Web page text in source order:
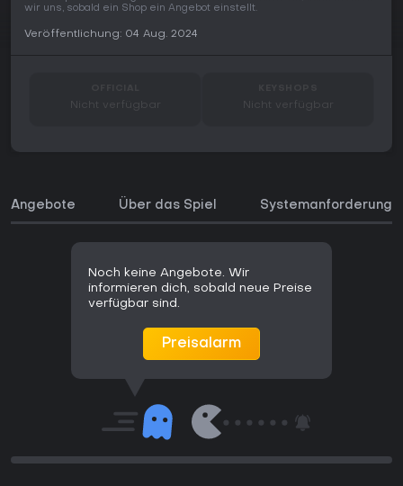
wir uns, sobald ein Shop ein Angebot einstellt.
Veröffentlichung: 04 Aug. 2024
Nicht verfügbar Nicht verfügbar
Angebote Über das Spiel
Noch keine Angebote. Wir
informieren dich, sobald neue Preise
verfügbar sind.
Preisalarm